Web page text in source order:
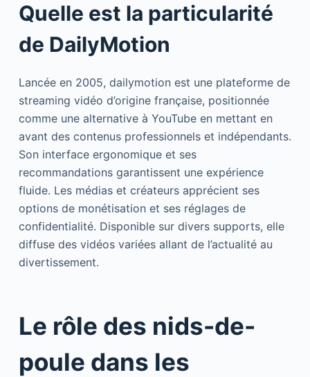
Quelle est la particularité
de DailyMotion
Lancée en 2005, dailymotion est une plateforme de
streaming vidéo d’origine française, positionnée
comme une alternative à YouTube en mettant en
avant des contenus professionnels et indépendants.
Son interface ergonomique et ses
recommandations garantissent une expérience
fluide. Les médias et créateurs apprécient ses
options de monétisation et ses réglages de
confidentialité. Disponible sur divers supports, elle
diffuse des vidéos variées allant de l’actualité au
divertissement.
Le rôle des nids-de-
poule dans les